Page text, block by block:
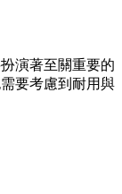
演著至關重要的
要考慮到耐用與